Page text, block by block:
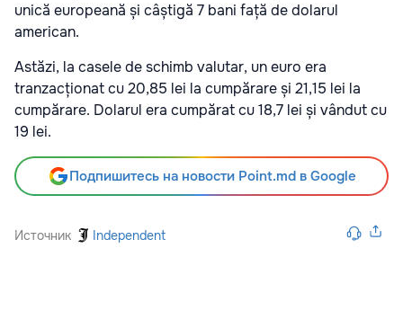
unică europeană și câștigă 7 bani față de dolarul
american.
Astăzi, la casele de schimb valutar, un euro era
tranzacționat cu 20,85 lei la cumpărare și 21,15 lei la
cumpărare. Dolarul era cumpărat cu 18,7 lei și vândut cu
19 lei.
Подпишитесь на новости Point.md в Google
Источник Independent